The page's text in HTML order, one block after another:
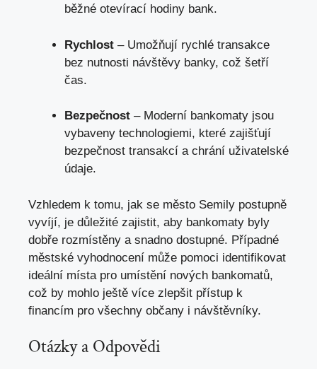
běžné otevírací hodiny bank.
Rychlost – Umožňují rychlé transakce
bez nutnosti návštěvy banky, což šetří
čas.
Bezpečnost – Moderní bankomaty jsou
vybaveny technologiemi, které zajišťují
bezpečnost transakcí a chrání uživatelské
údaje.
Vzhledem k tomu, jak se město Semily postupně
vyvíjí, je důležité zajistit, aby bankomaty byly
dobře rozmístěny a snadno dostupné. Případné
městské vyhodnocení může pomoci identifikovat
ideální místa pro umístění nových bankomatů,
což by mohlo ještě více zlepšit přístup k
financím pro všechny občany i návštěvníky.
Otázky a Odpovědi